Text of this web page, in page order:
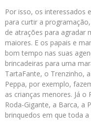
Por isso, os interessados
para curtir a
de atrações para agradar
maiores. E os papais e
bom tempo nas suas
brincadeiras para uma
TartaFante, o Trenzinho,
Peppa, por exemplo,
as crianças menores. Já
Roda-Gigante, a Barca, a
brinquedos em que toda